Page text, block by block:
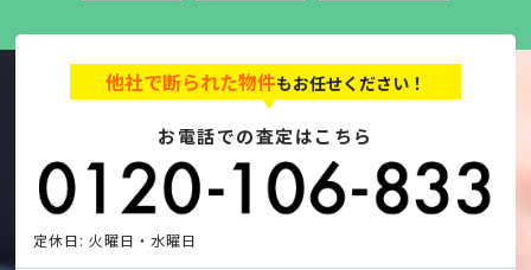
他社で断られた物件もお任せください！
お電話での査定はこちら
定休日: 火曜日・水曜日